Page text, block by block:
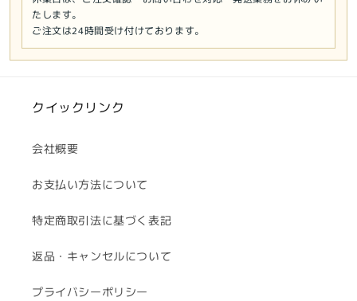
たします。
ご注文は24時間受け付けております。
クイックリンク
会社概要
お支払い方法について
特定商取引法に基づく表記
返品・キャンセルについて
プライバシーポリシー